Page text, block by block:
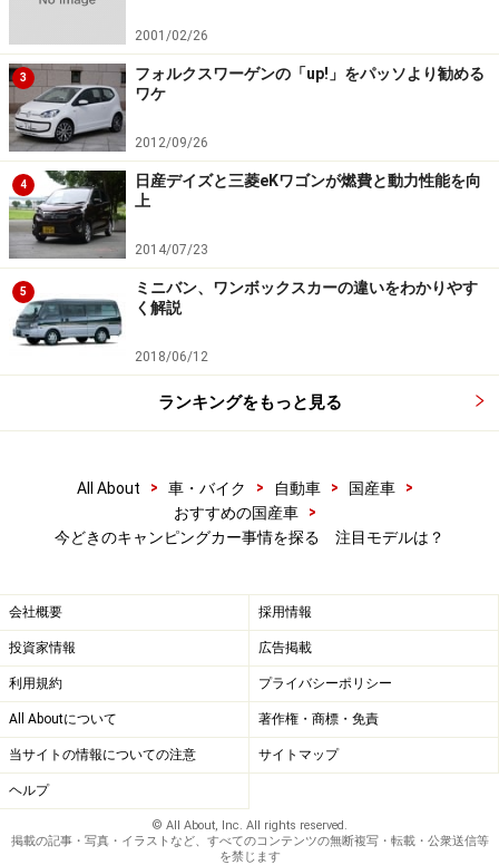
だ。
次ページは、人気キャンピングカーの代表例について
※記事内容は執筆時点のものです。最新の内容をご確認くださ
い。
2001/02/26
3
フォルクスワーゲンの「up!」をパッソより勧める
ワケ
2012/09/26
4
日産デイズと三菱eKワゴンが燃費と動力性能を向
上
2014/07/23
5
ミニバン、ワンボックスカーの違いをわかりやす
く解説
2018/06/12
ランキングをもっと見る
All About > 車・バイク > 自動車 > 国産車
>
おすすめの国産車
>
今どきのキャンピングカー事情を探る 注目モデルは？
会社概要 採用情報
投資家情報 広告掲載
利用規約 プライバシーポリシー
All Aboutについて 著作権・商標・免責
当サイトの情報についての注意 サイトマップ
ヘルプ
© All About, Inc. All rights reserved.
掲載の記事・写真・イラストなど、すべてのコンテンツの無断複写・転載・公衆送信等
を禁じます